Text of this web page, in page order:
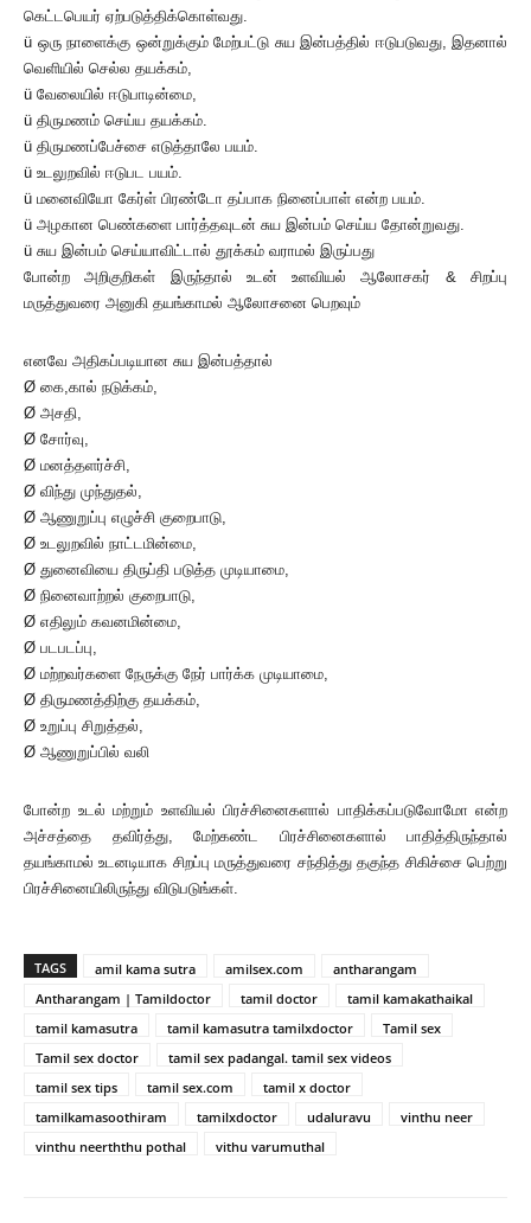
கெட்டபெயர் ஏற்படுத்திக்கொள்வது.
ü ஒரு நாளைக்கு ஒன்றுக்கும் மேற்பட்டு சுய இன்பத்தில் ஈடுபடுவது, இதனால்
வெளியில் செல்ல தயக்கம்,
ü வேலையில் ஈடுபாடின்மை,
ü திருமணம் செய்ய தயக்கம்.
ü திருமணப்பேச்சை எடுத்தாலே பயம்.
ü உடலுறவில் ஈடுபட பயம்.
ü மனைவியோ கேர்ள் பிரண்டோ தப்பாக நினைப்பாள் என்ற பயம்.
ü அழகான பெண்களை பார்த்தவுடன் சுய இன்பம் செய்ய தோன்றுவது.
ü சுய இன்பம் செய்யாவிட்டால் தூக்கம் வராமல் இருப்பது
போன்ற அறிகுறிகள் இருந்தால் உடன் உளவியல் ஆலோசகர் & சிறப்பு
மருத்துவரை அனுகி தயங்காமல் ஆலோசனை பெறவும்
எனவே அதிகப்படியான சுய இன்பத்தால்
Ø கை,கால் நடுக்கம்,
Ø அசதி,
Ø சோர்வு,
Ø மனத்தளர்ச்சி,
Ø விந்து முந்துதல்,
Ø ஆணுறுப்பு எழுச்சி குறைபாடு,
Ø உடலுறவில் நாட்டமின்மை,
Ø துனைவியை திருப்தி படுத்த முடியாமை,
Ø நினைவாற்றல் குறைபாடு,
Ø எதிலும் கவனமின்மை,
Ø படபடப்பு,
Ø மற்றவர்களை நேருக்கு நேர் பார்க்க முடியாமை,
Ø திருமணத்திற்கு தயக்கம்,
Ø உறுப்பு சிறுத்தல்,
Ø ஆணுறுப்பில் வலி
போன்ற உடல் மற்றும் உளவியல் பிரச்சினைகளால் பாதிக்கப்படுவோமோ என்ற
அச்சத்தை தவிர்த்து, மேற்கண்ட பிரச்சினைகளால் பாதித்திருந்தால்
தயங்காமல் உடனடியாக சிறப்பு மருத்துவரை சந்தித்து தகுந்த சிகிச்சை பெற்று
பிரச்சினையிலிருந்து விடுபடுங்கள்.
TAGS amil kama sutra amilsex.com
antharangam
Antharangam | Tamildoctor
tamil doctor
tamil kamakathaikal
tamil kamasutra
tamil kamasutra tamilxdoctor
Tamil sex
Tamil sex doctor
tamil sex padangal. tamil sex videos
tamil sex tips
tamil sex.com
tamil x doctor
tamilkamasoothiram
tamilxdoctor udaluravu
vinthu neer
vinthu neerththu pothal
vithu varumuthal